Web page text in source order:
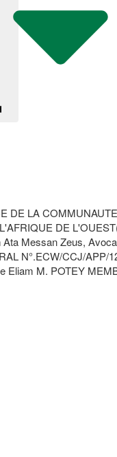
DE LA
DE
Messan Zeus,
N°.ECW/CCJ/APP/
M. POTEY